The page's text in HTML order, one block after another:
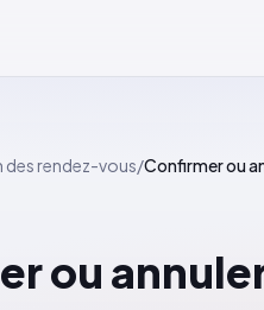
des rendez-vous/Confirmer ou
ou